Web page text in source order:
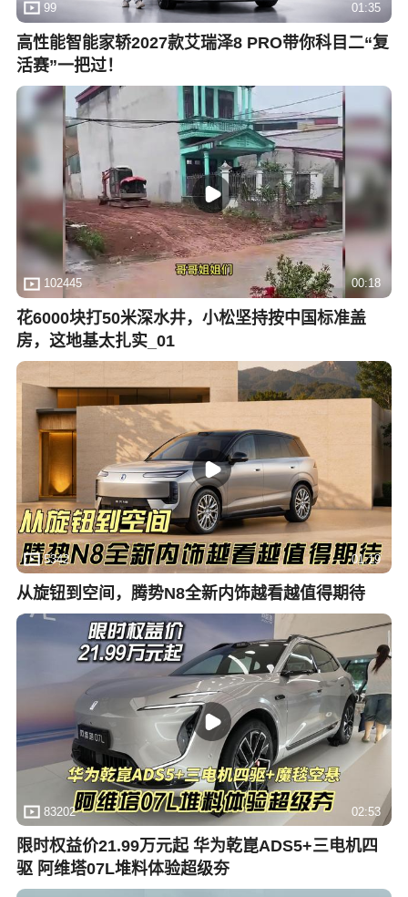
99 01:35
高性能智能家轿2027款艾瑞泽8 PRO带你科目二“复
活赛”一把过！
102445 00:18
花6000块打50米深水井，小松坚持按中国标准盖
房，这地基太扎实_01
5342 01:19
从旋钮到空间，腾势N8全新内饰越看越值得期待
83202 02:53
限时权益价21.99万元起 华为乾崑ADS5+三电机四
驱 阿维塔07L堆料体验超级夯